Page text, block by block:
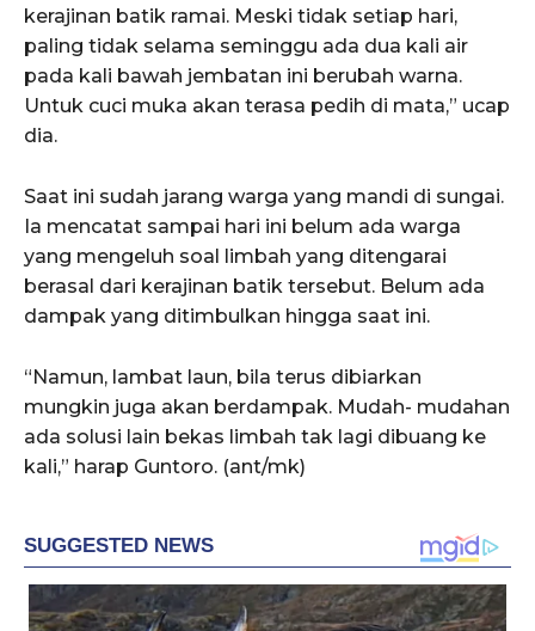
kerajinan batik ramai. Meski tidak setiap hari,
paling tidak selama seminggu ada dua kali air
pada kali bawah jembatan ini berubah warna.
Untuk cuci muka akan terasa pedih di mata,” ucap
dia.
Saat ini sudah jarang warga yang mandi di sungai.
Ia mencatat sampai hari ini belum ada warga
yang mengeluh soal limbah yang ditengarai
berasal dari kerajinan batik tersebut. Belum ada
dampak yang ditimbulkan hingga saat ini.
“Namun, lambat laun, bila terus dibiarkan
mungkin juga akan berdampak. Mudah- mudahan
ada solusi lain bekas limbah tak lagi dibuang ke
kali,” harap Guntoro. (ant/mk)